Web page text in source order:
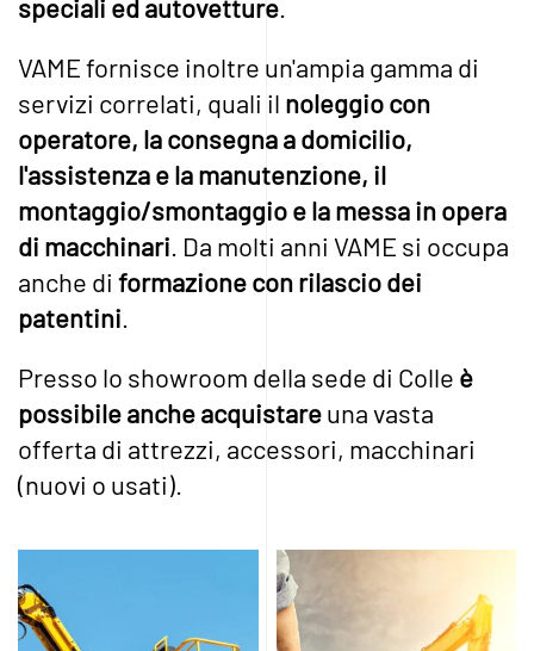
speciali ed autovetture
VAME fornisce inoltre un'ampia gamma di
servizi correlati, quali il noleggio con
operatore, la consegna a domicilio,
l'assistenza e la manutenzione, il
montaggio/smontaggio e la messa in opera
di macchinari . Da molti anni VAME si occupa
anche di formazione con rilascio dei
patentini
Presso lo showroom della sede di Colle è
possibile anche acquistareuna vasta
offerta di attrezzi, accessori, macchinari
(nuovi o usati).